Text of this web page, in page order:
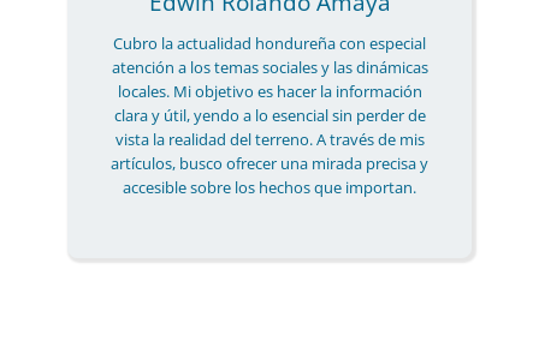
Cubro la actualidad hondureña con especial
atención a los temas sociales y las dinámicas
locales. Mi objetivo es hacer la información
clara y útil, yendo a lo esencial sin perder de
vista la realidad del terreno. A través de mis
artículos, busco ofrecer una mirada precisa y
accesible sobre los hechos que importan.